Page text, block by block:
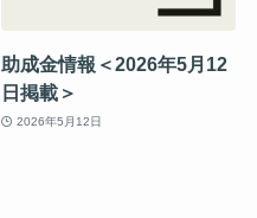
助成金情報＜2026年5月12
日掲載＞
2026年5月12日